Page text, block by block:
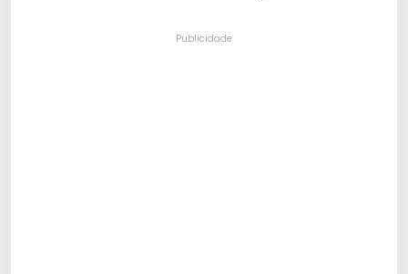
Publicidade